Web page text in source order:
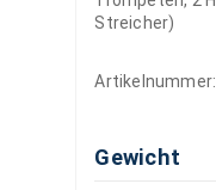
Streicher)
Artikelnummer:
Gewicht